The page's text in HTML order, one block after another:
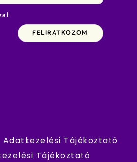
Adatkezelési Tájékoztató
Tájékoztató